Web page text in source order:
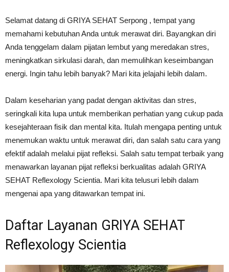
Selamat datang di GRIYA SEHAT Serpong , tempat yang
memahami kebutuhan Anda untuk merawat diri. Bayangkan diri
Anda tenggelam dalam pijatan lembut yang meredakan stres,
meningkatkan sirkulasi darah, dan memulihkan keseimbangan
energi. Ingin tahu lebih banyak? Mari kita jelajahi lebih dalam.
Dalam keseharian yang padat dengan aktivitas dan stres,
seringkali kita lupa untuk memberikan perhatian yang cukup pada
kesejahteraan fisik dan mental kita. Itulah mengapa penting untuk
menemukan waktu untuk merawat diri, dan salah satu cara yang
efektif adalah melalui pijat refleksi. Salah satu tempat terbaik yang
menawarkan layanan pijat refleksi berkualitas adalah GRIYA
SEHAT Reflexology Scientia. Mari kita telusuri lebih dalam
mengenai apa yang ditawarkan tempat ini.
Daftar Layanan GRIYA SEHAT
Reflexology Scientia